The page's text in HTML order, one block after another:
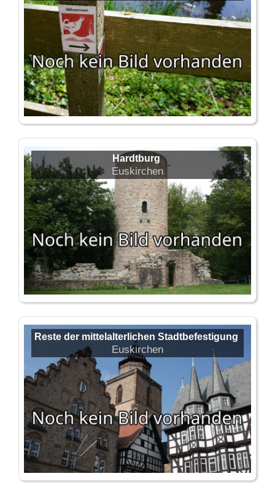
Hardtburg
Euskirchen
Reste der mittelalterlichen Stadtbefestigung
Euskirchen